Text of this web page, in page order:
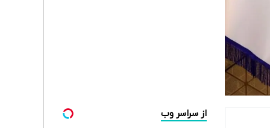
از سراسر وب